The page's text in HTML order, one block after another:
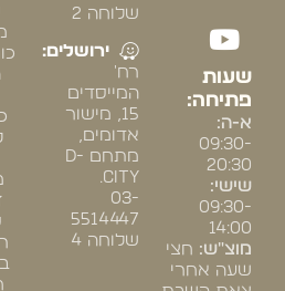
שעות
פתיחה:
א-ה:
09:30-
20:30
שישי:
09:30-
14:00
מוצ"ש: חצי
שעה אחרי
שלוחה 2
ירושלים:
רח'
המייסדים
15, מישור
אדומים,
מתחם D-
CITY.
03-
5514447
שלוחה 4